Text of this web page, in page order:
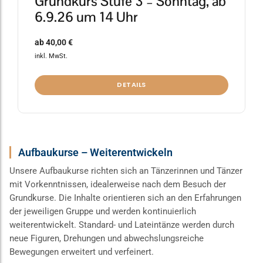
6.9.26 um 14 Uhr
ab40,00€
inkl. MwSt.
DETAILS
Aufbaukurse – Weiterentwickeln
Unsere Aufbaukurse richten sich an Tänzerinnen und Tänzer
mit Vorkenntnissen, idealerweise nach dem Besuch der
Grundkurse. Die Inhalte orientieren sich an den Erfahrungen
der jeweiligen Gruppe und werden kontinuierlich
weiterentwickelt. Standard- und Lateintänze werden durch
neue Figuren, Drehungen und abwechslungsreiche
Bewegungen erweitert und verfeinert.